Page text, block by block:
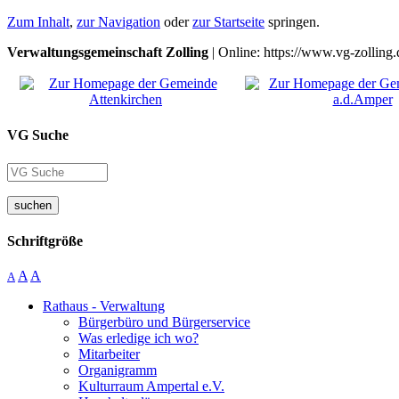
Zum Inhalt, zur Navigation oderzur Startseite springen.
Verwaltungsgemeinschaft Zolling | Online: https://www.vg-
VG Suche
suchen
Schriftgröße
A A A
Rathaus - Verwaltung
Bürgerbüro und Bürgerservice
Was erledige ich wo?
Mitarbeiter
Organigramm
Kulturraum Ampertal e.V.